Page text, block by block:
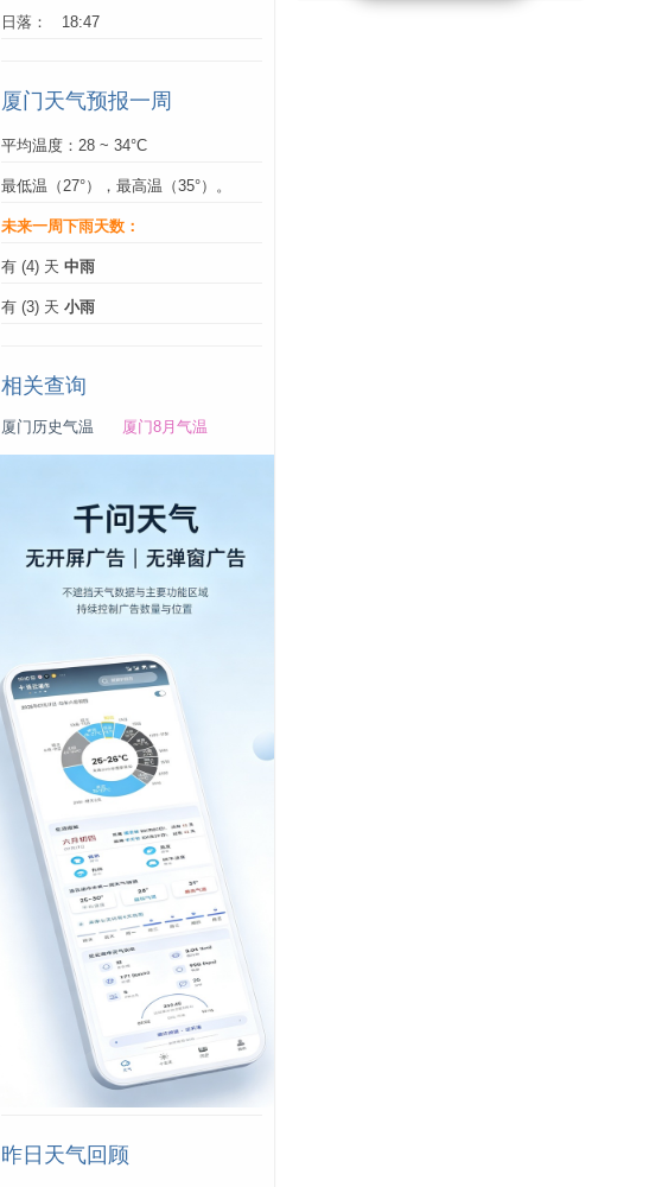
日落： 18:47
厦门天气预报一周
平均温度：28 ~ 34°C
最低温（27°），最高温（35°）。
未来一周下雨天数：
有 (4) 天 中雨
有 (3) 天 小雨
相关查询
厦门历史气温 厦门8月气温
昨日天气回顾